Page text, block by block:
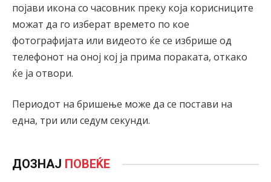
појави икона со часовник преку која корисниците
можат да го изберат времето по кое
фотографијата или видеото ќе се избрише од
телефонот на оној кој ја прима пораката, откако
ќе ја отвори.
Периодот на бришење може да се постави на
една, три или седум секунди.
ДОЗНАЈ ПОВЕЌЕ